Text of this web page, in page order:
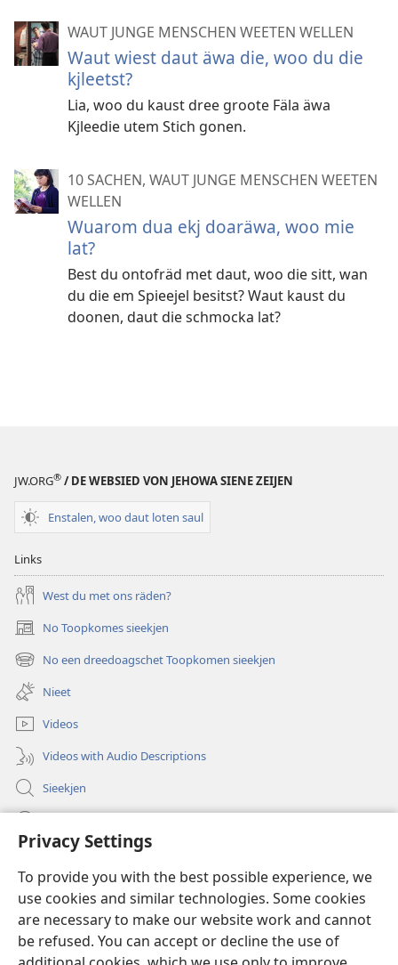
Privacy Settings
To provide you with the best possible experience, we
use cookies and similar technologies. Some cookies
are necessary to make our website work and cannot
be refused. You can accept or decline the use of
WAUT JUNGE MENSCHEN WEETEN WELLEN
Waut wiest daut äwa die, woo du die
kjleetst?
Lia, woo du kaust dree groote Fäla äwa
Kjleedie utem Stich gonen.
10 SACHEN, WAUT JUNGE MENSCHEN WEETEN
WELLEN
Wuarom dua ekj doaräwa, woo mie
lat?
Best du ontofräd met daut, woo die sitt, wan
du die em Spieejel besitst? Waut kaust du
doonen, daut die schmocka lat?
JW.ORG® / DE WEBSIED VON JEHOWA SIENE ZEIJEN
Enstalen, woo daut loten saul
Links
West du met ons räden?
No Toopkomes sieekjen
(opens
new
window)
No een dreedoagschet Toopkomen sieekjen
(opens
new
window)
Nieet
Videos
Videos with Audio Descriptions
Sieekjen
(opens
window)Woaktorm ONLINE-BIBLIOTÄKJ™
(opens
new
window)JW Hub ®